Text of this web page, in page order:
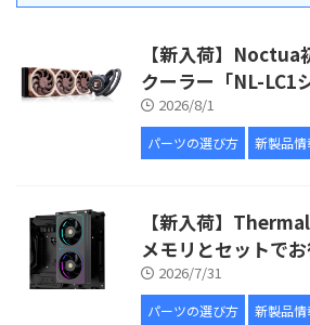
【新入荷】Noctua
クーラー「NL-LC1
2026/8/1
パーツの選び方 新製品情
【新入荷】
メモリとセットで
2026/7/31
パーツの選び方 新製品情